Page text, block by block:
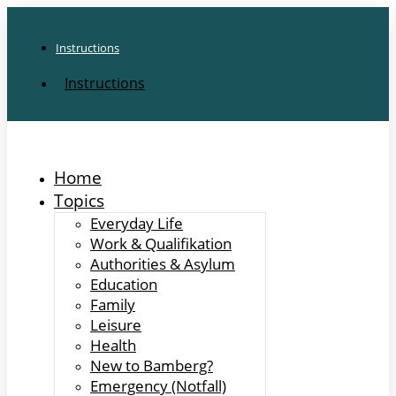
Instructions
Instructions
Home
Topics
Everyday Life
Work & Qualifikation
Authorities & Asylum
Education
Family
Leisure
Health
New to Bamberg?
Emergency (Notfall)